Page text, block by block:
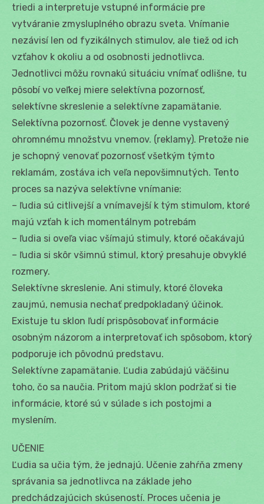
triedi a interpretuje vstupné informácie pre
vytváranie zmysluplného obrazu sveta. Vnímanie
nezávisí len od fyzikálnych stimulov, ale tiež od ich
vzťahov k okoliu a od osobnosti jednotlivca.
Jednotlivci môžu rovnakú situáciu vnímať odlišne, tu
pôsobí vo veľkej miere selektívna pozornosť,
selektívne skreslenie a selektívne zapamätanie.
Selektívna pozornosť. Človek je denne vystavený
ohromnému množstvu vnemov. (reklamy). Pretože nie
je schopný venovať pozornosť všetkým týmto
reklamám, zostáva ich veľa nepovšimnutých. Tento
proces sa nazýva selektívne vnímanie:
– ľudia sú citlivejší a vnímavejší k tým stimulom, ktoré
majú vzťah k ich momentálnym potrebám
– ľudia si oveľa viac všímajú stimuly, ktoré očakávajú
– ľudia si skôr všimnú stimul, ktorý presahuje obvyklé
rozmery.
Selektívne skreslenie. Ani stimuly, ktoré človeka
zaujmú, nemusia nechať predpokladaný účinok.
Existuje tu sklon ľudí prispôsobovať informácie
osobným názorom a interpretovať ich spôsobom, ktorý
podporuje ich pôvodnú predstavu.
Selektívne zapamätanie. Ľudia zabúdajú väčšinu
toho, čo sa naučia. Pritom majú sklon podržať si tie
informácie, ktoré sú v súlade s ich postojmi a
myslením.
UČENIE
Ľudia sa učia tým, že jednajú. Učenie zahŕňa zmeny
správania sa jednotlivca na základe jeho
predchádzajúcich skúseností. Proces učenia je